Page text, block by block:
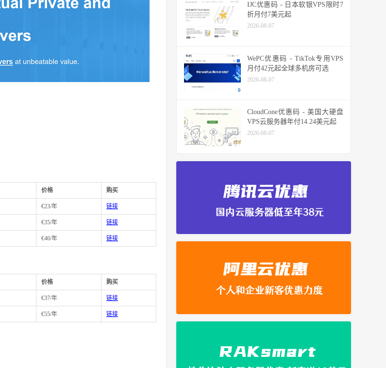
价格 购买
€23/年 链接
€35/年 链接
€46/年 链接
价格 购买
€37/年 链接
€55/年 链接
IJC优惠码 - 日本软银VPS限时7
折月付7美元起
2026-08-07
WePC优惠码 - TikTok专用VPS
月付42元起全球多机房可选
2026-08-07
CloudCone优惠码 - 美国大硬盘
VPS云服务器年付14.24美元起
2026-08-07